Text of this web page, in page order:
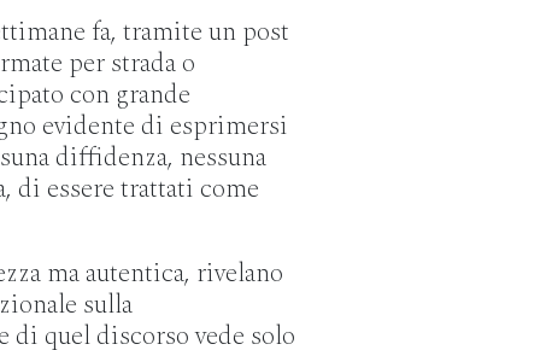
fa, tramite un post
per strada o
con grande
evidente di esprimersi
diffidenza, nessuna
di essere trattati come
ma autentica, rivelano
sulla
di quel discorso vede solo